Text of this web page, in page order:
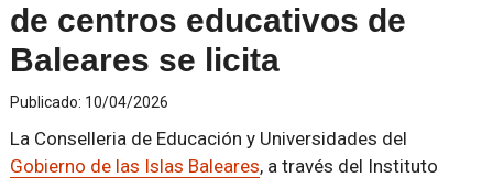
de centros educativos de
Baleares se licita
Publicado: 10/04/2026
La Conselleria de Educación y Universidades del
Gobierno de las Islas Baleares, a través del Instituto